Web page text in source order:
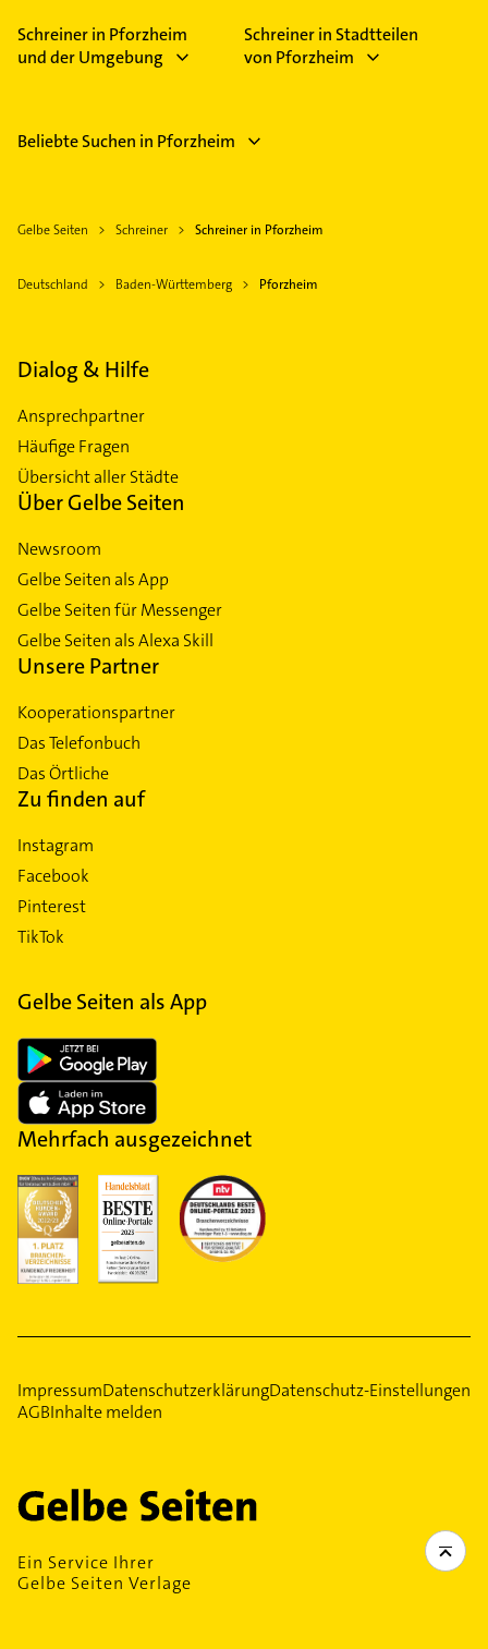
Schreiner in Pforzheim
und der Umgebung
Schreiner in Stadtteilen
von Pforzheim
Beliebte Suchen in Pforzheim
Gelbe Seiten Schreiner Schreiner in Pforzheim
Deutschland Baden-Württemberg Pforzheim
Dialog & Hilfe
Ansprechpartner
Häufige Fragen
Übersicht aller Städte
Über Gelbe Seiten
Newsroom
Gelbe Seiten als App
Gelbe Seiten für Messenger
Gelbe Seiten als Alexa Skill
Unsere Partner
Kooperationspartner
Das Telefonbuch
Das Örtliche
Zu finden auf
Instagram
Facebook
Pinterest
TikTok
Gelbe Seiten als App
Mehrfach ausgezeichnet
ImpressumDatenschutzerklärungDatenschutz-Einstellungen
AGBInhalte melden
Ein Service Ihrer
Gelbe Seiten Verlage